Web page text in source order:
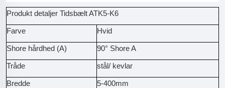
Produkt detaljer Tidsbælt ATK5-K6
Farve Hvid
Shore hårdhed (A) 90° Shore A
Tråde stål/ kevlar
Bredde 5-400mm